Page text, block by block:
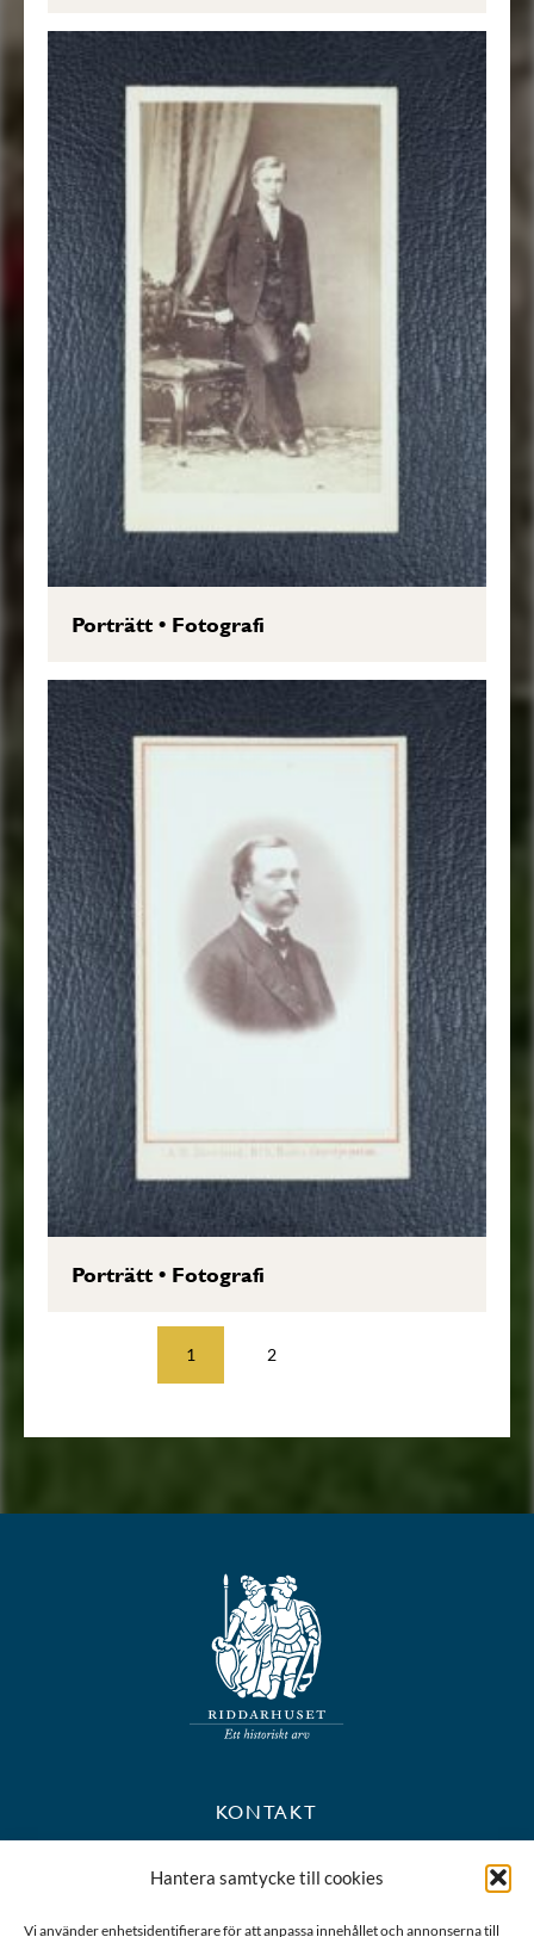
Hantera samtycke till cookies
Vi använder enhetsidentifierare för att anpassa innehållet och annonserna till
Porträtt• Fotografi
Porträtt• Fotografi
1 2
KONTAKT